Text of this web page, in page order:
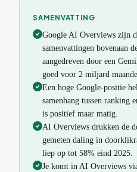
SAMENVATTING
Google AI Overviews zijn
samenvattingen bovenaan
aangedreven door een
goed voor 2 miljard
Een hoge Google-positie
samenhang tussen ranking
is positief maar matig.
AI Overviews drukken de
gemeten daling in
liep op tot 58% eind 2025.
Je komt in AI Overviews